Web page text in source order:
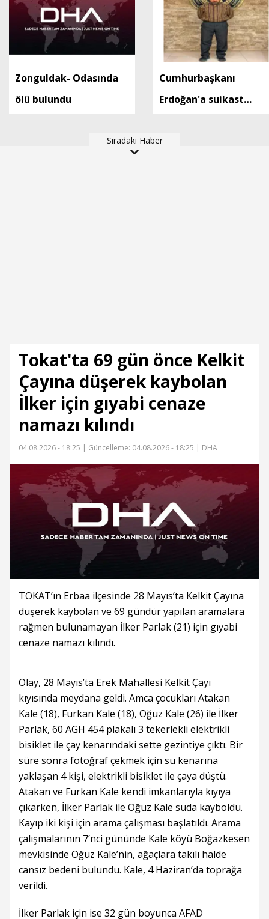
Zonguldak- Odasında
ölü bulundu
Cumhurbaşkanı
Erdoğan'a suikast
mensubunun ablasına
Sıradaki Haber
Tokat'ta 69 gün önce Kelkit
Çayına düşerek kaybolan
İlker için gıyabi cenaze
namazı kılındı
04.08.2026 - 18:25 | Güncelleme: 04.08.2026 - 18:25 | DHA
TOKAT’ın Erbaa ilçesinde 28 Mayıs’ta Kelkit Çayına
düşerek kaybolan ve 69 gündür yapılan aramalara
rağmen bulunamayan İlker Parlak (21) için gıyabi
cenaze namazı kılındı.
Olay, 28 Mayıs’ta Erek Mahallesi Kelkit Çayı
kıyısında meydana geldi. Amca çocukları Atakan
Kale (18), Furkan Kale (18), Oğuz Kale (26) ile İlker
Parlak, 60 AGH 454 plakalı 3 tekerlekli elektrikli
bisiklet ile çay kenarındaki sette gezintiye çıktı. Bir
süre sonra fotoğraf çekmek için su kenarına
yaklaşan 4 kişi, elektrikli bisiklet ile çaya düştü.
Atakan ve Furkan Kale kendi imkanlarıyla kıyıya
çıkarken, İlker Parlak ile Oğuz Kale suda kayboldu.
Kayıp iki kişi için arama çalışması başlatıldı. Arama
çalışmalarının 7’nci gününde Kale köyü Boğazkesen
mevkisinde Oğuz Kale’nin, ağaçlara takılı halde
cansız bedeni bulundu. Kale, 4 Haziran’da toprağa
verildi.
İlker Parlak için ise 32 gün boyunca AFAD